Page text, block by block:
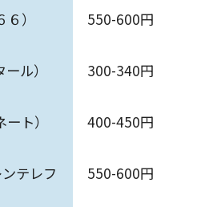
） 550-600円
ル） 300-340円
ト） 400-450円
テレフ
550-600円